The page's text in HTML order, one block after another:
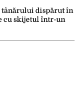
tânărului dispărut în
cu skijetul într-un